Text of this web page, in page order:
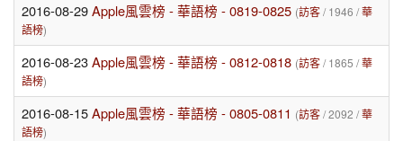
2016-08-29Apple風雲榜 - 華語榜 - 0819-0825 (訪客/ 1946 /華
語榜)
2016-08-23Apple風雲榜 - 華語榜 - 0812-0818 (訪客/ 1865 /華
語榜)
2016-08-15Apple風雲榜 - 華語榜 - 0805-0811 (訪客/ 2092 /華
語榜)